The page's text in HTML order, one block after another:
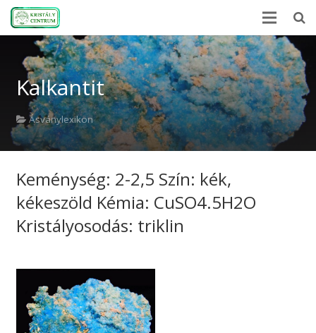
Kezdőlap
Ásványlexikon
Kristályerő
Hírek
A kövekről
Rólunk
Webshop
EN
Kalkantit
Ásványlexikon
Keménység: 2-2,5 Szín: kék,
kékeszöld Kémia: CuSO4.5H2O
Kristályosodás: triklin